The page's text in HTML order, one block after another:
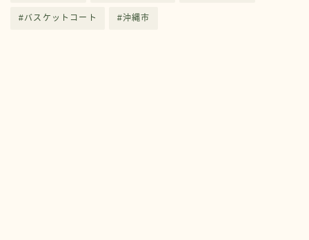
#バスケットコート #沖縄市